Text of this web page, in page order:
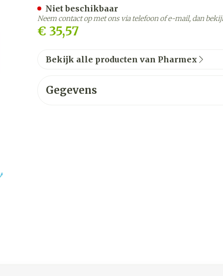
€ 35,57
Niet beschikbaar
Neem contact op met ons via telefoon of e-mail, dan
Bekijk alle producten van Pharmex
Gegevens